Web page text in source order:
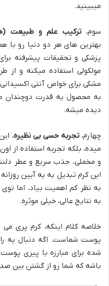
میبینید.
سوم،ترکیب علم و طبیعت
بهترین های هر دو دنیا رو
پزشکی و تحقیقات پیشرفته
مولکولی استفاده میکنه و از
مشکی برای خواص آنتی
به محصول یه قدرت دوچندان
دیده میشه.
چهارم، تجربه حسی بی نظیره.
میده، بلکه تجربه استفاده
و مخملی، جذب سریع و عطر
این کرم تبدیل به یه آیین
به نظر کم اهمیت بیاد، اما
به نتایج عالی، خیلی موثره.
خلاصه کلام اینکه، کرم پری
پوست شماست. اگه دنبال یه
شده برای مبارزه با پیری
باشه که شما رو از گشتن بین